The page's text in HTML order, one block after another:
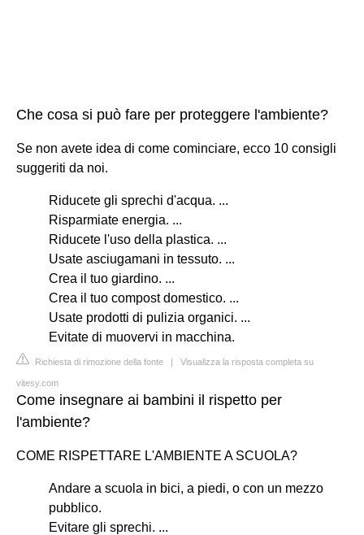
Che cosa si può fare per proteggere l'ambiente?
Se non avete idea di come cominciare, ecco 10 consigli
suggeriti da noi.
Riducete gli sprechi d'acqua. ...
Risparmiate energia. ...
Riducete l'uso della plastica. ...
Usate asciugamani in tessuto. ...
Crea il tuo giardino. ...
Crea il tuo compost domestico. ...
Usate prodotti di pulizia organici. ...
Evitate di muovervi in macchina.
Richiesta di rimozione della fonte | Visualizza la risposta completa su
vitesy.com
Come insegnare ai bambini il rispetto per
l'ambiente?
COME RISPETTARE L'AMBIENTE A SCUOLA?
Andare a scuola in bici, a piedi, o con un mezzo
pubblico.
Evitare gli sprechi. ...